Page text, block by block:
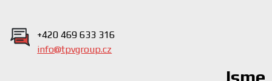
+420 469 633 316
info@tpvgroup.cz